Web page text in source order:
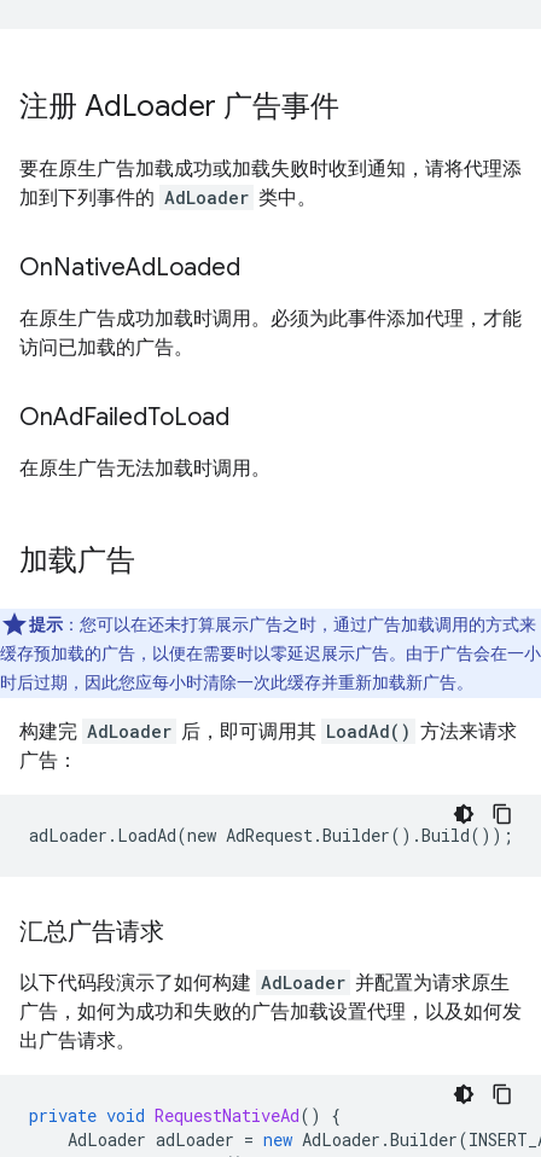
注册 AdLoader 广告事件
要在原生广告加载成功或加载失败时收到通知，请将代理添
加到下列事件的 AdLoader 类中。
OnNativeAdLoaded
在原生广告成功加载时调用。必须为此事件添加代理，才能
访问已加载的广告。
OnAdFailedToLoad
在原生广告无法加载时调用。
加载广告
提示 ：您可以在还未打算展示广告之时，通过广告加载调用的方式来
缓存预加载的广告，以便在需要时以零延迟展示广告。由于广告会在一小
时后过期，因此您应每小时清除一次此缓存并重新加载新广告。
构建完 AdLoader 后，即可调用其 LoadAd() 方法来请求
广告：
汇总广告请求
以下代码段演示了如何构建 AdLoader 并配置为请求原生
广告，如何为成功和失败的广告加载设置代理，以及如何发
出广告请求。
private void RequestNativeAd()
{
AdLoader adLoader = new AdLoader .Builder(